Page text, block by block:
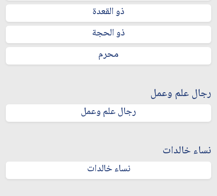
ذو القعدة
ذو الحجة
محرم
رجال علم وعمل
رجال علم وعمل
نساء خالدات
نساء خالدات